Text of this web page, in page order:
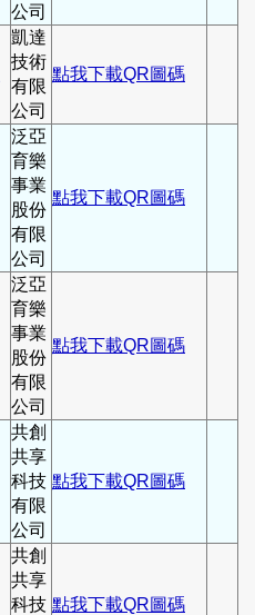
公司
凱達
技術
有限
公司
點我下載QR圖碼
泛亞
育樂
事業
股份
有限
公司
點我下載QR圖碼
泛亞
育樂
事業
股份
有限
公司
點我下載QR圖碼
共創
共享
科技
有限
公司
點我下載QR圖碼
共創
共享
科技 點我下載QR圖碼